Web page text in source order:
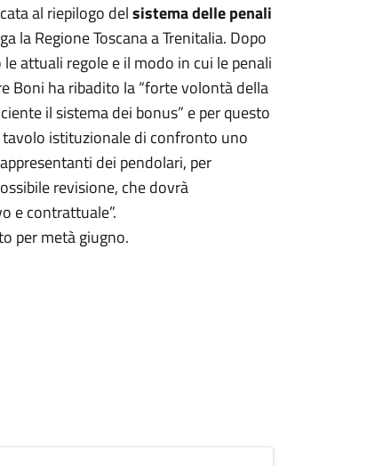
al riepilogo delsistema delle penali
la Regione Toscana a Trenitalia. Dopo
attuali regole e il modo in cui le penali
Boni ha ribadito la “forte volontà della
il sistema dei bonus” e per questo
istituzionale di confronto uno
dei pendolari, per
revisione, che dovrà
e contrattuale”.
per metà giugno.